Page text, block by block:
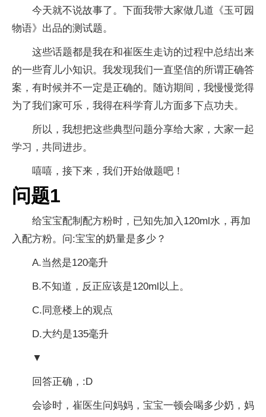
今天就不说故事了。下面我带大家做几道《玉可园
物语》出品的测试题。
这些话题都是我在和崔医生走访的过程中总结出来
的一些育儿小知识。我发现我们一直坚信的所谓正确答
案，有时候并不一定是正确的。随访期间，我慢慢觉得
为了我们家可乐，我得在科学育儿方面多下点功夫。
所以，我想把这些典型问题分享给大家，大家一起
学习，共同进步。
嘻嘻，接下来，我们开始做题吧！
问题1
给宝宝配制配方粉时，已知先加入120ml水，再加
入配方粉。问:宝宝的奶量是多少？
A.当然是120毫升
B.不知道，反正应该是120ml以上。
C.同意楼上的观点
D.大约是135毫升
▼
回答正确，:D
会诊时，崔医生问妈妈，宝宝一顿会喝多少奶，妈